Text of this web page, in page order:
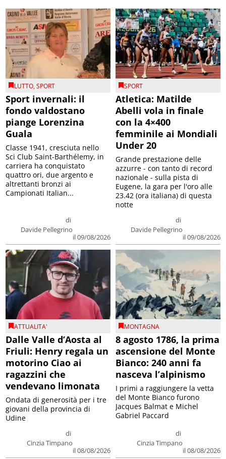
LUTTO,SPORT
Sport invernali: il
fondo valdostano
piange Lorenzina
Guala
di
Davide Pellegrino
il 09/08/2026
Classe 1941, cresciuta nello
Sci Club Saint-Barthélemy, in
carriera ha conquistato
quattro ori, due argento e
altrettanti bronzi ai
Campionati Italian...
SPORT
Atletica: Matilde
Abelli vola in finale
con la 4×400
femminile ai Mondiali
Under 20
di
Davide Pellegrino
il 09/08/2026
Grande prestazione delle
azzurre - con tanto di record
nazionale - sulla pista di
Eugene, la gara per l'oro alle
23.42 (ora italiana) di questa
notte
ATTUALITA'
Dalle Valle d’Aosta al
Friuli: Henry regala un
motorino Ciao ai
ragazzini che
vendevano limonata
di
Cinzia Timpano
il 08/08/2026
Ondata di generosità per i tre
giovani della provincia di
Udine
MONTAGNA
8 agosto 1786, la prima
ascensione del Monte
Bianco: 240 anni fa
nasceva l’alpinismo
di
Cinzia Timpano
il 08/08/2026
I primi a raggiungere la vetta
del Monte Bianco furono
Jacques Balmat e Michel
Gabriel Paccard